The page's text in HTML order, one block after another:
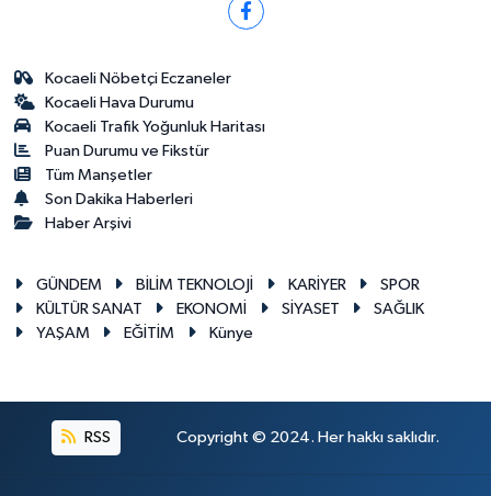
Kocaeli Nöbetçi Eczaneler
Kocaeli Hava Durumu
Kocaeli Trafik Yoğunluk Haritası
Puan Durumu ve Fikstür
Tüm Manşetler
Son Dakika Haberleri
Haber Arşivi
GÜNDEM BİLİM TEKNOLOJİ KARİYER
SPOR
KÜLTÜR SANAT
EKONOMİ SİYASET
SAĞLIK
YAŞAM
EĞİTİM Künye
RSS Copyright © 2024. Her hakkı saklıdır.